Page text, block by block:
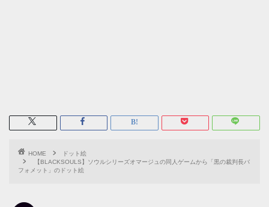
HOME
ドット絵
【BLACKSOULS】ソウルシリーズオマージュの同人ゲームから「黒の裁判長バ
フォメット」のドット絵